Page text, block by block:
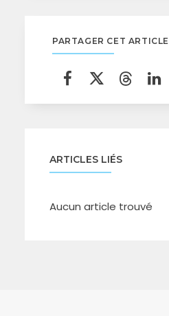
PARTAGER CET ARTICLE
ARTICLES LIÉS
Aucun article trouvé